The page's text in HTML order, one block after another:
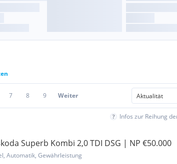
7 8 9 Weiter
Infos zur Reihung
Superb Kombi 2,0 TDI DSG | NP €50.000
Automatik, Gewährleistung